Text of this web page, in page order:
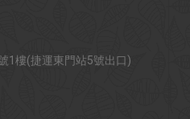
1樓(捷運東門站5號出口)